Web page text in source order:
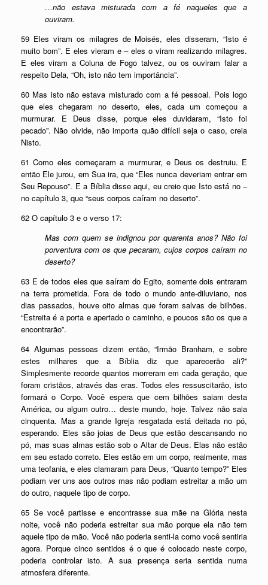
…não estava misturada com a fé naqueles que a
ouviram.
59 Eles viram os milagres de Moisés, eles disseram, “Isto é
muito bom”. E eles vieram e – eles o viram realizando milagres.
E eles viram a Coluna de Fogo talvez, ou os ouviram falar a
respeito Dela, “Oh, isto não tem importância”.
60 Mas isto não estava misturado com a fé pessoal. Pois logo
que eles chegaram no deserto, eles, cada um começou a
murmurar. E Deus disse, porque eles duvidaram, “Isto foi
pecado”. Não olvide, não importa quão difícil seja o caso, creia
Nisto.
61 Como eles começaram a murmurar, e Deus os destruiu. E
então Ele jurou, em Sua ira, que “Eles nunca deveriam entrar em
Seu Repouso”. E a Bíblia disse aqui, eu creio que Isto está no –
no capítulo 3, que “seus corpos caíram no deserto”.
62 O capítulo 3 e o verso 17:
Mas com quem se indignou por quarenta anos? Não foi
porventura com os que pecaram, cujos corpos caíram no
deserto?
63 E de todos eles que saíram do Egito, somente dois entraram
na terra prometida. Fora de todo o mundo ante-diluviano, nos
dias passados, houve oito almas que foram salvas de bilhões.
“Estreita é a porta e apertado o caminho, e poucos são os que a
encontrarão”.
64 Algumas pessoas dizem então, “Irmão Branham, e sobre
estes milhares que a Bíblia diz que aparecerão ali?”
Simplesmente recorde quantos morreram em cada geração, que
foram cristãos, através das eras. Todos eles ressuscitarão, isto
formará o Corpo. Você espera que cem bilhões saiam desta
América, ou algum outro… deste mundo, hoje. Talvez não saia
cinquenta. Mas a grande Igreja resgatada está deitada no pó,
esperando. Eles são joias de Deus que estão descansando no
pó, mas suas almas estão sob o Altar de Deus. Elas não estão
em seu estado correto. Eles estão em um corpo, realmente, mas
uma teofania, e eles clamaram para Deus, “Quanto tempo?” Eles
podiam ver uns aos outros mas não podiam estreitar a mão um
do outro, naquele tipo de corpo.
65 Se você partisse e encontrasse sua mãe na Glória nesta
noite, você não poderia estreitar sua mão porque ela não tem
aquele tipo de mão. Você não poderia senti-la como você sentiria
agora. Porque cinco sentidos é o que é colocado neste corpo,
poderia controlar isto. A sua presença seria sentida numa
atmosfera diferente.